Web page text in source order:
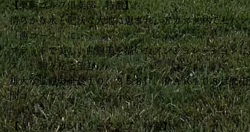
【栗駒ゴルフ俱楽部 特徴】
清らかな水と肥沃な大地に恵まれ、アカマツ林でセパ
「西コース」に
フラットで美しい曲線美を描いたアンジュレーション
ス」。駒ヶ岳を望む
雄大な景観の全長１０，３５８㍎、ＰＡＲ１０８は歴
間コースです。
【きたかみカントリークラブ 特徴】